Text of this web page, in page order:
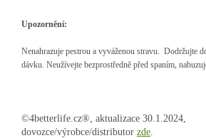
Upozornění:
Nenahrazuje pestrou a vyváženou stravu. Dodržujte
dávku. Neužívejte bezprostředně před spaním,
©4betterlife.cz®, aktualizace 30.1.2024,
dovozce/výrobce/distributor zde